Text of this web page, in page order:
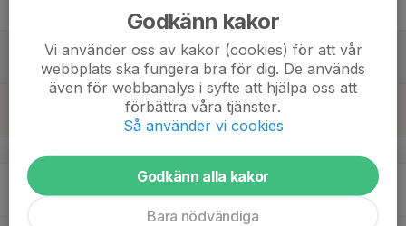
15
Godkänn kakor
Vi använder oss av kakor (cookies) för att vår
webbplats ska fungera bra för dig. De används
även för webbanalys i syfte att hjälpa oss att
förbättra våra tjänster.
Så använder vi cookies
Godkänn alla kakor
Bara nödvändiga